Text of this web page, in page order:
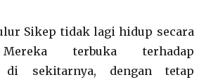
Sikep tidak lagi hidup secara
terbuka terhadap
di sekitarnya, dengan tetap